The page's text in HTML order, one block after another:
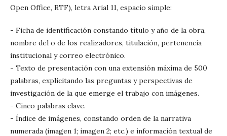
Open Office, RTF), letra Arial 11, espacio simple:
- Ficha de identificación constando título y año de la obra,
nombre del o de los realizadores, titulación, pertenencia
institucional y correo electrónico.
- Texto de presentación con una extensión máxima de 500
palabras, explicitando las preguntas y perspectivas de
investigación de la que emerge el trabajo con imágenes.
- Cinco palabras clave.
- Índice de imágenes, constando orden de la narrativa
numerada (imagen 1; imagen 2; etc.) e información textual de